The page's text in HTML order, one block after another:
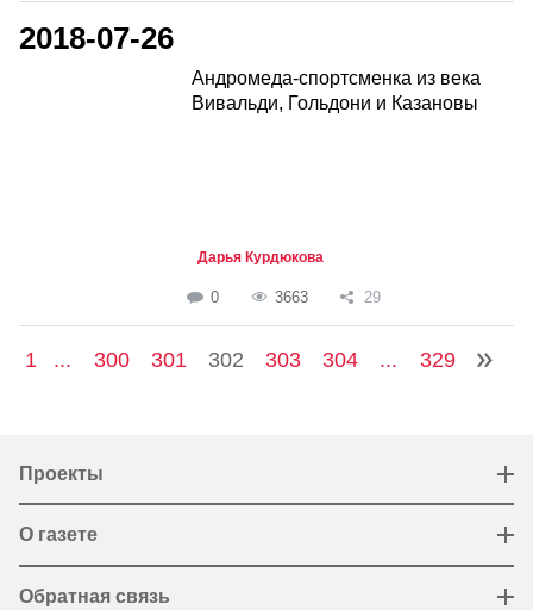
2018-07-26
Андромеда-спортсменка из века
Вивальди, Гольдони и Казановы
Дарья Курдюкова
0 3663 29
1 ... 300 301 302 303 304 ... 329
Проекты
О газете
Обратная связь